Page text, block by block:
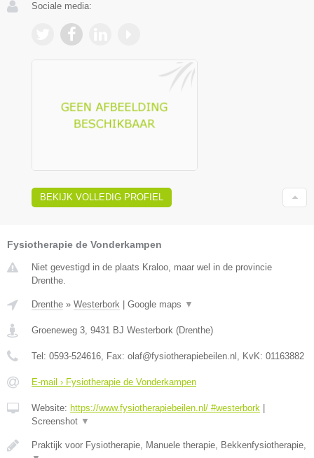
Sociale media:
BEKIJK VOLLEDIG PROFIEL
Fysiotherapie de Vonderkampen
Niet gevestigd in de plaats Kraloo, maar wel in de provincie
Drenthe.
Drenthe » Westerbork Google maps ▼
Groeneweg 3 9431 BJ Westerbork (Drenthe)
Tel: 0593-524616 , Fax: olaf@fysiotherapiebeilen.nl , KvK: 01163882
E-mail › Fysiotherapie de Vonderkampen
Website: https://www.fysiotherapiebeilen.nl/ #westerbork
Screenshot ▼
Praktijk voor Fysiotherapie, Manuele therapie, Bekkenfysiotherapie,